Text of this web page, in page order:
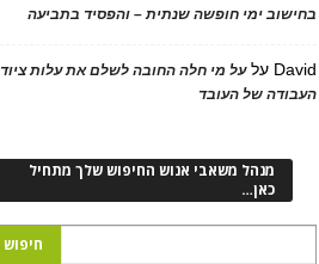
בחישוב ימי חופשה שנתית – והפסיד בתביעה
David עלעל מי חלה החובה לשלם את עלות ציוד
העבודה של העובד
מנהל משאבי אנוש החיפוש שלך מתחיל
כאן…